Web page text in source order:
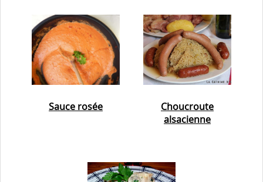
Sauce rosée
Choucroute
alsacienne